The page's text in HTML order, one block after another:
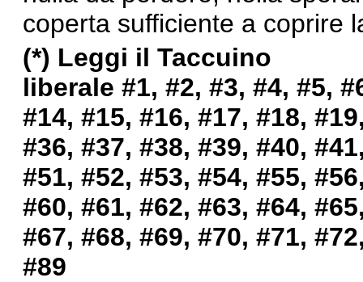
coperta sufficiente a coprire
(*) Leggi il Taccuino
liberale #1, #2, #3, #4, #5,
#14, #15, #16, #17, #18, #19
#36, #37, #38, #39, #40, #41
#51, #52, #53, #54, #55, #56
#60, #61, #62, #63, #64, #65
#67, #68, #69, #70, #71, #72
#89